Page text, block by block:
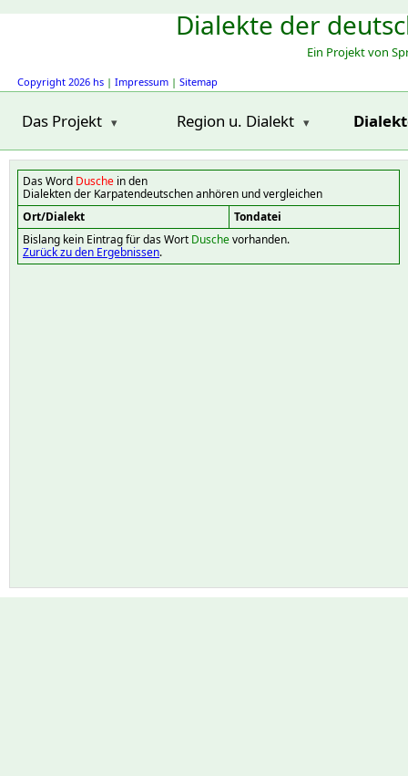
Dialekte der
Ein Projekt von
Copyright 2026 hs | Impressum | Sitemap
Das Projekt Region u. Dialekt
Das Word Dusche in den
Dialekten der Karpatendeutschen anhören und vergleichen
Ort/Dialekt
Tondatei
Bislang kein Eintrag für das Wort Duschevorhanden.
Zurück zu den Ergebnissen.